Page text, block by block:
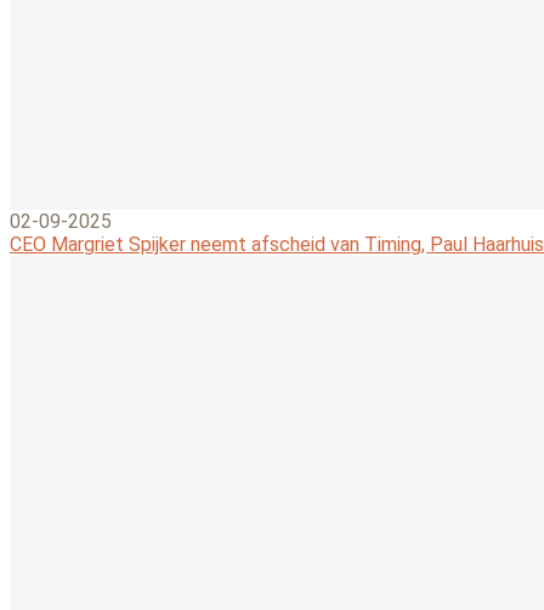
02-09-2025
CEO Margriet Spijker neemt afscheid van Timing, Paul